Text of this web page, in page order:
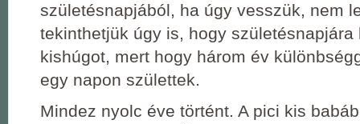
születésnapjából, ha úgy vesszük, nem
tekinthetjük úgy is, hogy születésnapjára
kishúgot, mert hogy három év
egy napon születtek.
Mindez nyolc éve történt. A pici kis